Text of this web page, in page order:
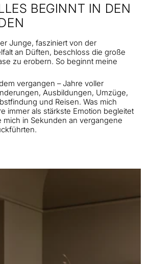
BEGINNT IN DEN
Junge, fasziniert von der
an Düften, beschloss die große
zu erobern. So beginnt meine
vergangen – Jahre voller
Ausbildungen, Umzüge,
und Reisen. Was mich
immer als stärkste Emotion begleitet
mich in Sekunden an vergangene